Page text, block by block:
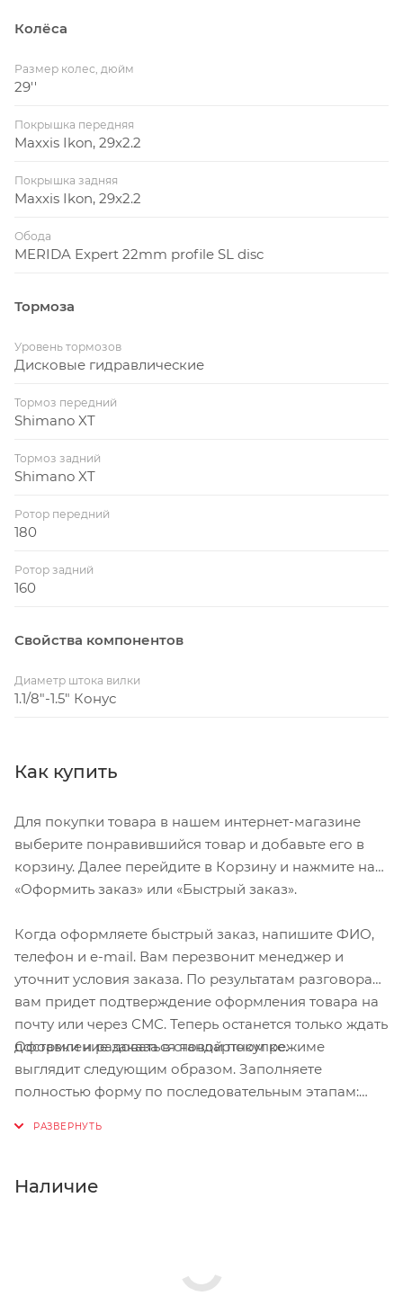
Колёса
Размер колес, дюйм
29''
Покрышка передняя
Maxxis Ikon, 29x2.2
Покрышка задняя
Maxxis Ikon, 29x2.2
Обода
MERIDA Expert 22mm profile SL disc
Тормоза
Уровень тормозов
Дисковые гидравлические
Тормоз передний
Shimano XT
Тормоз задний
Shimano XT
Ротор передний
180
Ротор задний
160
Свойства компонентов
Диаметр штока вилки
1.1/8"-1.5" Конус
Как купить
Для покупки товара в нашем интернет-магазине
выберите понравившийся товар и добавьте его в
корзину. Далее перейдите в Корзину и нажмите на
«Оформить заказ» или «Быстрый заказ».
Когда оформляете быстрый заказ, напишите ФИО,
телефон и e-mail. Вам перезвонит менеджер и
уточнит условия заказа. По результатам разговора
вам придет подтверждение оформления товара на
почту или через СМС. Теперь останется только ждать
доставки и радоваться новой покупке.
Оформление заказа в стандартном режиме
выглядит следующим образом. Заполняете
полностью форму по последовательным этапам:
Нажмите кнопку «Оформить заказ».
Наличие